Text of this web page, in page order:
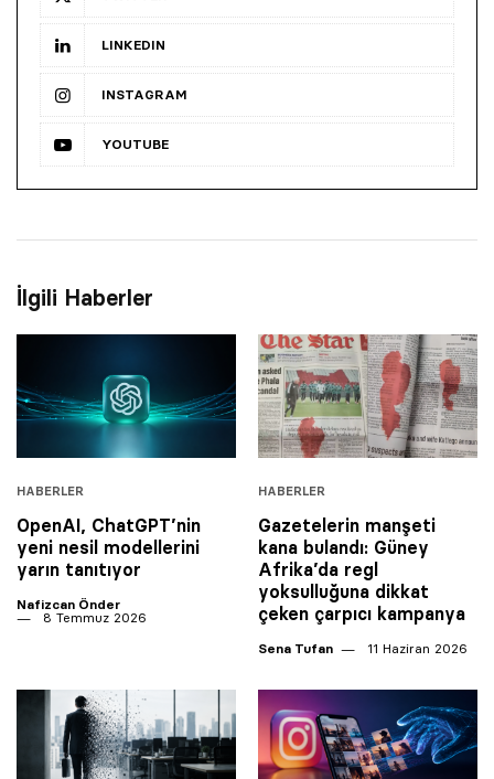
LINKEDIN
INSTAGRAM
YOUTUBE
İlgili Haberler
HABERLER
OpenAI, ChatGPT’nin
yeni nesil modellerini
yarın tanıtıyor
Nafizcan Önder
8 Temmuz 2026
HABERLER
Gazetelerin manşeti
kana bulandı: Güney
Afrika’da regl
yoksulluğuna dikkat
çeken çarpıcı kampanya
Sena Tufan 11 Haziran 2026